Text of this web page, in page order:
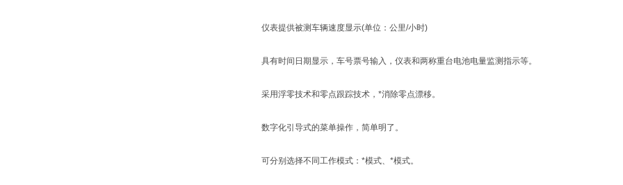
仪表提供被测车辆速度显示(单位：公里/小时)
具有时间日期显示，车号票号输入，仪表和两称重台电池电量监测指示等。
采用浮零技术和零点跟踪技术，*消除零点漂移。
数字化引导式的菜单操作，简单明了。
可分别选择不同工作模式：*模式、*模式。